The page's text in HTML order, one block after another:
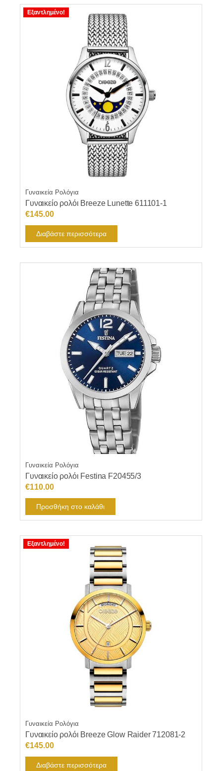
€158.00.
Εξαντλημένο!
Γυναικεία Ρολόγια
Γυναικείο ρολόι Breeze Lunette 611101-1
€145.00
Διαβάστε περισσότερα
Γυναικεία Ρολόγια
Γυναικείο ρολόι Festina F20455/3
€110.00
Προσθήκη στο καλάθι
Εξαντλημένο!
Γυναικεία Ρολόγια
Γυναικείο ρολόι Breeze Glow Raider 712081-2
€145.00
Διαβάστε περισσότερα